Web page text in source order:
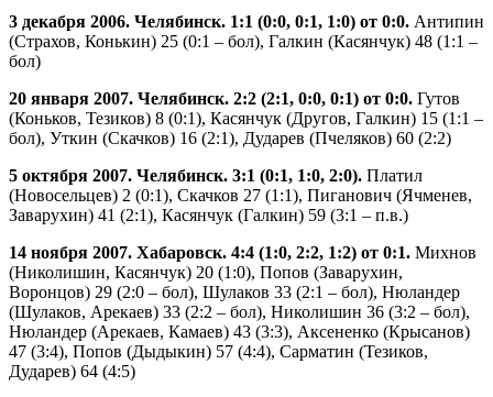
3 декабря 2006. Челябинск. 1:1 (0:0, 0:1, 1:0) от 0:0. Антипин
(Страхов, Конькин) 25 (0:1 – бол), Галкин (Касянчук) 48 (1:1 –
бол)
20 января 2007. Челябинск. 2:2 (2:1, 0:0, 0:1) от 0:0. Гутов
(Коньков, Тезиков) 8 (0:1), Касянчук (Другов, Галкин) 15 (1:1 –
бол), Уткин (Скачков) 16 (2:1), Дударев (Пчеляков) 60 (2:2)
5 октября 2007. Челябинск. 3:1 (0:1, 1:0, 2:0). Платил
(Новосельцев) 2 (0:1), Скачков 27 (1:1), Пиганович (Ячменев,
Заварухин) 41 (2:1), Касянчук (Галкин) 59 (3:1 – п.в.)
14 ноября 2007. Хабаровск. 4:4 (1:0, 2:2, 1:2) от 0:1. Михнов
(Николишин, Касянчук) 20 (1:0), Попов (Заварухин,
Воронцов) 29 (2:0 – бол), Шулаков 33 (2:1 – бол), Нюландер
(Шулаков, Арекаев) 33 (2:2 – бол), Николишин 36 (3:2 – бол),
Нюландер (Арекаев, Камаев) 43 (3:3), Аксененко (Крысанов)
47 (3:4), Попов (Дыдыкин) 57 (4:4), Сарматин (Тезиков,
Дударев) 64 (4:5)